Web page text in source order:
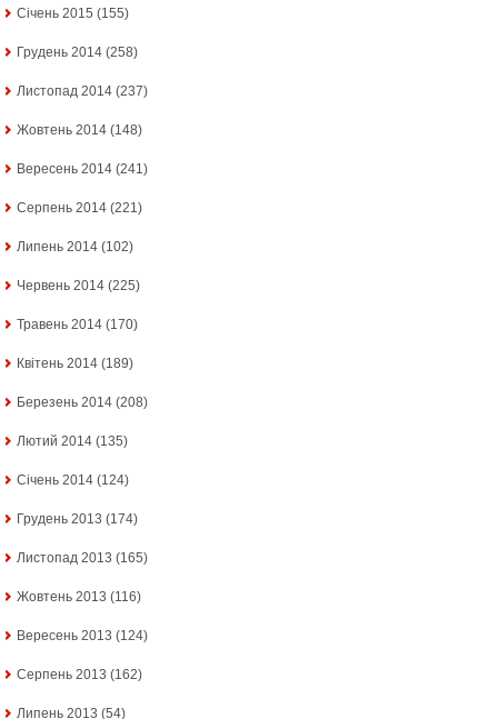
Січень 2015 (155)
Грудень 2014 (258)
Листопад 2014 (237)
Жовтень 2014 (148)
Вересень 2014 (241)
Серпень 2014 (221)
Липень 2014 (102)
Червень 2014 (225)
Травень 2014 (170)
Квітень 2014 (189)
Березень 2014 (208)
Лютий 2014 (135)
Січень 2014 (124)
Грудень 2013 (174)
Листопад 2013 (165)
Жовтень 2013 (116)
Вересень 2013 (124)
Серпень 2013 (162)
Липень 2013 (54)